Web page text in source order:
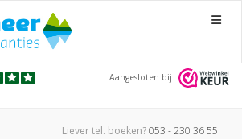
Menu
Aangesloten bij
Liever tel. boeken?053 - 230 36 55